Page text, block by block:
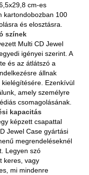
cm-es
kartondobozban 100
és elosztásra.
színek
Multi CD Jewel
igényei szerint. A
és az átlátszó a
állnak
Ezenkívül
amely személyre
csomagolásának.
kapacitás
képzett csapattal
Jewel Case gyártási
megrendeléseknél
Legyen szó
keres, vagy
mi mindenre